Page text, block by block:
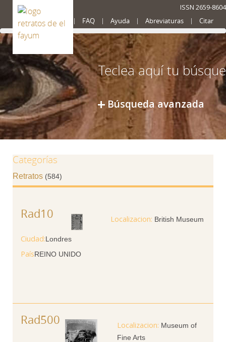
ISSN 2659-8604
Presentación FAQ Ayuda Abreviaturas Citar
Búsqueda avanzada
Categorías
Retratos (584)
Rad10 British Museum
Ciudad Londres
PaísREINO UNIDO
Rad500
Museum of
Fine Arts